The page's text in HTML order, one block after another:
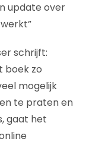
update over
schrijft:
boek zo
mogelijk
te praten en
gaat het